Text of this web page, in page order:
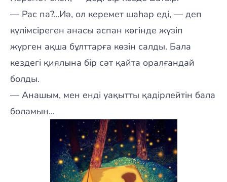
— Рас па?...Иә, ол керемет шаһар еді, — деп
күлімсіреген анасы аспан көгінде жүзіп
жүрген ақша бұлттарға көзін салды. Бала
кездегі қиялына бір сәт қайта оралғандай
болды.
— Анашым, мен енді уақытты қадірлейтін бала
боламын...